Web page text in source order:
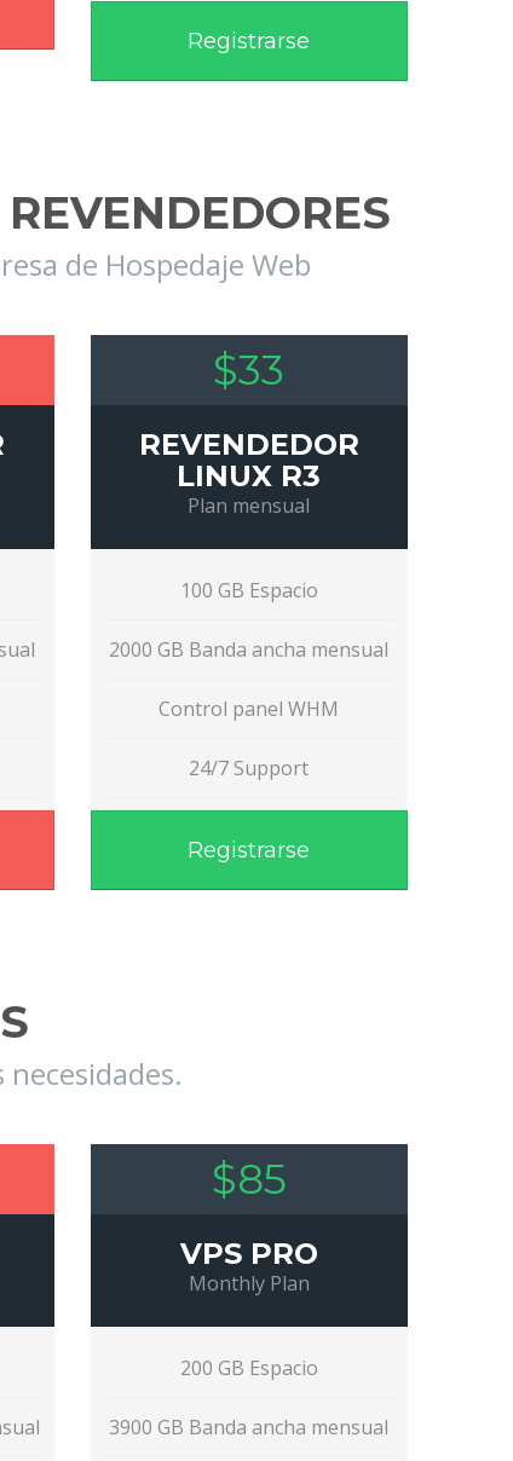
Registrarse
de Hospedaje Web
$33
REVENDEDOR
LINUX R3
Plan mensual
100 GB Espacio
2000 GB Banda ancha mensual
Control panel WHM
24/7 Support
Registrarse
$85
VPS PRO
Monthly Plan
200 GB Espacio
3900 GB Banda ancha mensual